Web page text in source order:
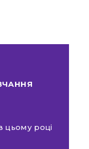
цьому році